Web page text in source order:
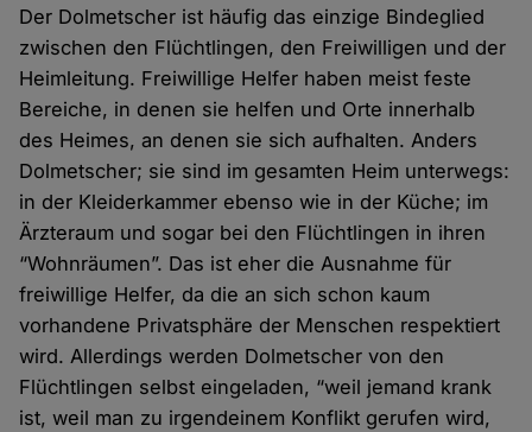
Der Dolmetscher ist häufig das einzige Bindeglied
zwischen den Flüchtlingen, den Freiwilligen und der
Heimleitung. Freiwillige Helfer haben meist feste
Bereiche, in denen sie helfen und Orte innerhalb
des Heimes, an denen sie sich aufhalten. Anders
Dolmetscher; sie sind im gesamten Heim unterwegs:
in der Kleiderkammer ebenso wie in der Küche; im
Ärzteraum und sogar bei den Flüchtlingen in ihren
“Wohnräumen”. Das ist eher die Ausnahme für
freiwillige Helfer, da die an sich schon kaum
vorhandene Privatsphäre der Menschen respektiert
wird. Allerdings werden Dolmetscher von den
Flüchtlingen selbst eingeladen, “weil jemand krank
ist, weil man zu irgendeinem Konflikt gerufen wird,